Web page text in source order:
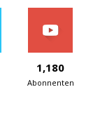
1,180
Abonnenten